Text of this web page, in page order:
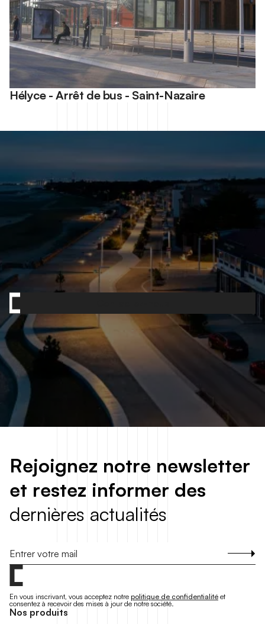
Hélyce - Arrêt de bus - Saint-Nazaire
Rejoignez notre newsletter
et restez informer des
dernières actualités
En vous inscrivant, vous acceptez notre politique de confidentialité et
consentez à recevoir des mises à jour de notre société.
Nos produits